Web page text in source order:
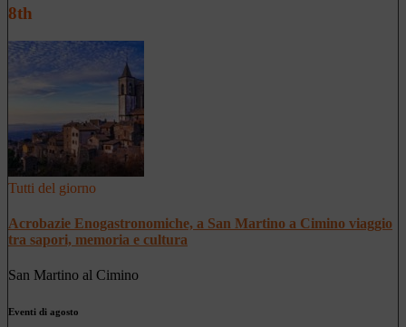
8th
Tutti del giorno
Acrobazie Enogastronomiche, a San Martino a Cimino viaggio
tra sapori, memoria e cultura
San Martino al Cimino
Eventi di agosto